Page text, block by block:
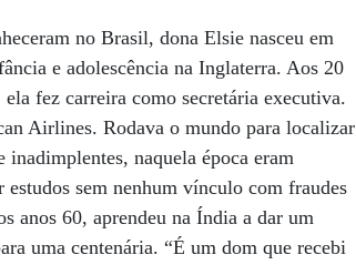
no Brasil, dona Elsie nasceu em
e adolescência na Inglaterra. Aos 20
fez carreira como secretária executiva.
Airlines. Rodava o mundo para localizar
inadimplentes, naquela época eram
sem nenhum vínculo com fraudes
anos 60, aprendeu na Índia a dar um
uma centenária. “É um dom que recebi